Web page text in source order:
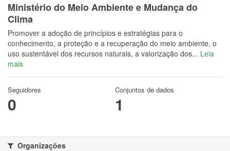
Ministério do Meio Ambiente e Mudança do
Clima
Promover a adoção de princípios e estratégias para o
conhecimento, a proteção e a recuperação do meio ambiente, o
uso sustentável dos recursos naturais, a valorização dos... Leia
mais
Seguidores
0
Conjuntos de dados
1
Organizações